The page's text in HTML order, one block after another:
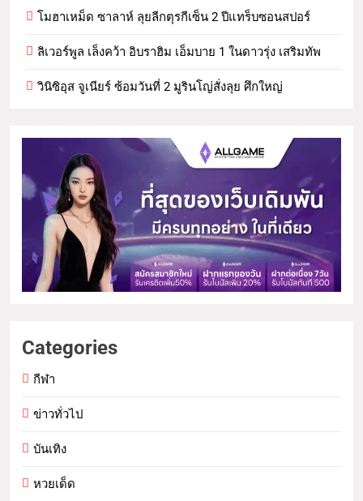
โมฮาเหม็ด ซาลาห์ ลุยลีกตุรกีเซ็น 2 ปีแทร็บซอนสปอร์
ลิเวอร์พูล เล็งคว้า อิบราฮิม เอ็มบาย 1 ในดาวรุ่ง เสริมทัพ
วินิซิอุส จูเนียร์ ซ้อมวันที่ 2 มูรินโญ่สั่งลุย ศึกใหญ่
Categories
กีฬา
ข่าวทั่วไป
บันเทิง
หวยเด็ด